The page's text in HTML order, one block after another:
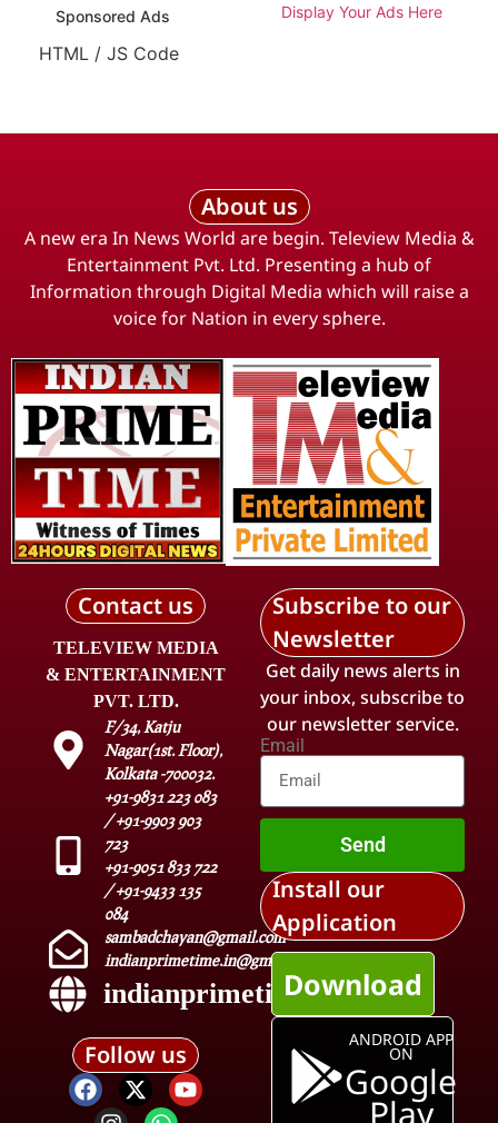
Sponsored Ads Display Your Ads Here
HTML / JS Code
About us
A new era In News World are begin. Teleview Media &
Entertainment Pvt. Ltd. Presenting a hub of
Information through Digital Media which will raise a
voice for Nation in every sphere.
Contact us
TELEVIEW MEDIA
& ENTERTAINMENT
PVT. LTD.
F/34, Katju
Nagar(1st. Floor),
Kolkata -700032.
+91-9831 223 083
/ +91-9903 903
723
+91-9051 833 722
/ +91-9433 135
084
sambadchayan@gmail.com
indianprimetime.in@gmail.com
indianprimetime.in
Follow us
Subscribe to our
Newsletter
Get daily news alerts in
your inbox, subscribe to
our newsletter service.
Email
Send
Install our
Application
Download
ANDROID APP
ON
Google
Play